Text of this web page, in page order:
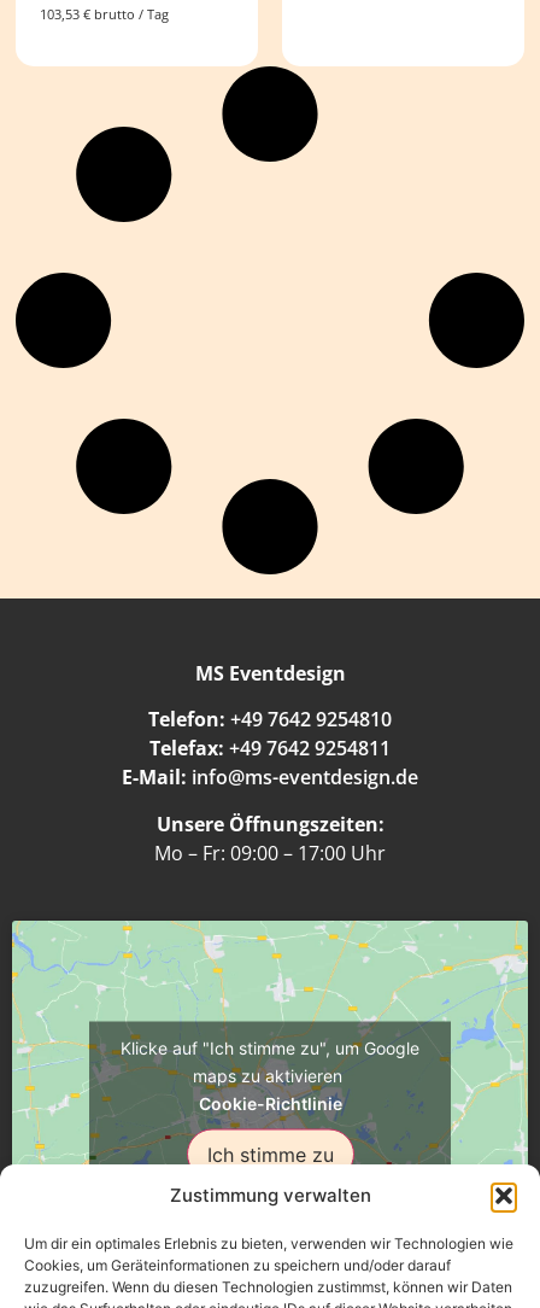
Zustimmung verwalten
Um dir ein optimales Erlebnis zu bieten, verwenden wir Technologien wie
Cookies, um Geräteinformationen zu speichern und/oder darauf
zuzugreifen. Wenn du diesen Technologien zustimmst, können wir Daten
103,53€ brutto / Tag
MS Eventdesign
Telefon: +49 7642 9254810
Telefax: +49 7642 9254811
E-Mail: info@ms-eventdesign.de
Unsere Öffnungszeiten:
Mo – Fr: 09:00 – 17:00 Uhr
Klicke auf "Ich stimme zu", um Google
maps zu aktivieren
Cookie-Richtlinie
Ich stimme zu